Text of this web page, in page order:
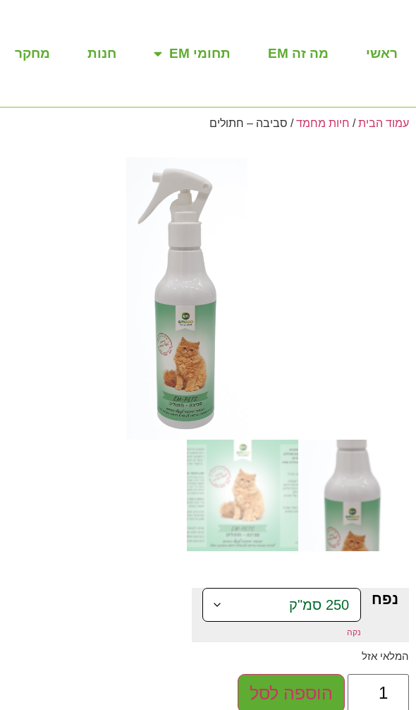
ראשי מה זה EM תחומי EM חנות מחקר
עמוד הבית/ חיות מחמד/ סביבה – חתולים
נפח
נקה
המלאי אזל
הוספה לסל